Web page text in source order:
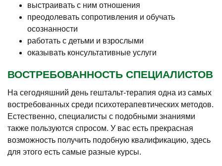
выстраивать с ним отношения
преодолевать сопротивления и обучать
осознанности
работать с детьми и взрослыми
оказывать консультативные услуги
ВОСТРЕБОВАННОСТЬ СПЕЦИАЛИСТОВ
На сегодняшний день гештальт-терапия одна из самых
востребованных среди психотерапевтических методов.
Естественно, специалисты с подобными знаниями
также пользуются спросом. У вас есть прекрасная
возможность получить подобную квалификацию, здесь
для этого есть самые разные курсы.